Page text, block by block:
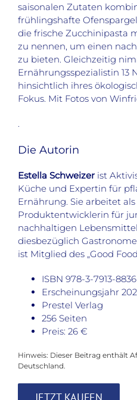
saisonalen Zutaten
frühlingshafte
die frische Zucchinipasta
zu nennen, um einen
zu bieten. Gleichzeitig
Ernährungsspezialistin 13
hinsichtlich ihres
Fokus. Mit Fotos von
.
Die Autorin
Estella Schweizer ist
Küche und Expertin für
Ernährung. Sie arbeitet
Produktentwicklerin für
nachhaltigen
diesbezüglich
ist Mitglied des „Good
ISBN 978-3-7913-
Erscheinungsjahr
Prestel Verlag
256 Seiten
Preis: 26 €
Hinweis: Dieser Beitrag enthält
Deutschland.
JETZT KAUFEN